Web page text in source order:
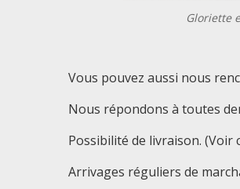
Gloriette
Vous pouvez aussi nous
Nous répondons à toutes
Possibilité de livraison. (Voir
Arrivages réguliers de